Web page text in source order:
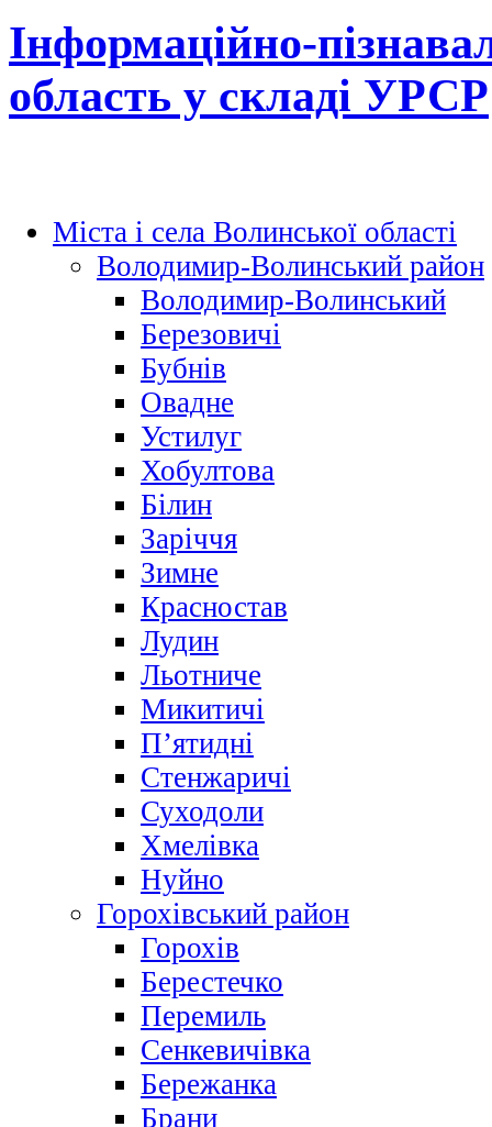
Інформаційно-
область у складі УРСР
Міста і села Волинської області
Володимир-Волинський район
Володимир-Волинський
Березовичі
Бубнів
Овадне
Устилуг
Хобултова
Білин
Заріччя
Зимне
Красностав
Лудин
Льотниче
Микитичі
П’ятидні
Стенжаричі
Суходоли
Хмелівка
Нуйно
Горохівський район
Горохів
Берестечко
Перемиль
Сенкевичівка
Бережанка
Брани